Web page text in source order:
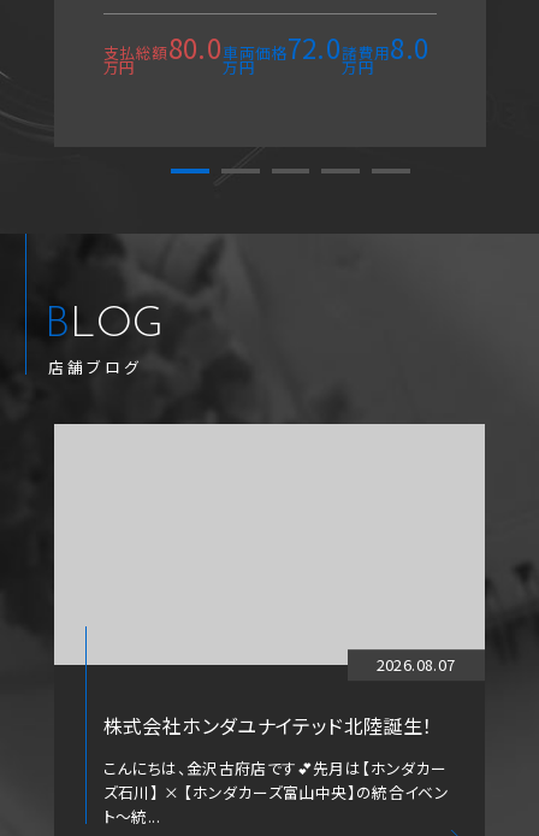
支払総額80.0
万円
車両価格72.0
万円
諸費用8.0
万円
BLOG
店舗ブログ
2026.08.07
株式会社ホンダユナイテッド北陸誕生！
こんにちは、金沢古府店です💕先月は【ホンダカー
ズ石川】 × 【ホンダカーズ富山中央】の統合イベン
ト～統...